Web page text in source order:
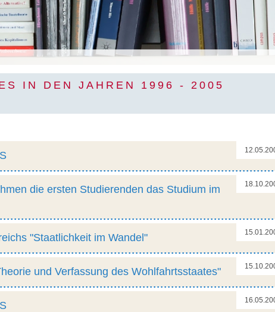
IN DEN JAHREN 1996 - 2005
die ersten Studierenden das Studium im
"Staatlichkeit im Wandel"
und Verfassung des Wohlfahrtsstaates"